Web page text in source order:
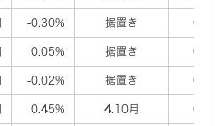
-0.30% 据置き 0.02
0.05% 据置き 0.02
-0.02% 据置き 0.01
0.45% 4.10月 0.15